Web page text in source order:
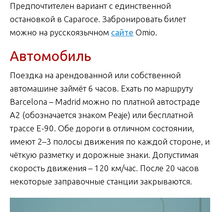
Предпочтителен вариант с единственной
остановкой в Сарагосе. Забронировать билет
можно на русскоязычном сайте Omio.
Автомобиль
Поездка на арендованной или собственной
автомашине займёт 6 часов. Ехать по маршруту
Barcelona – Madrid можно по платной автостраде
A2 (обозначается знаком Peaje) или бесплатной
трассе Е-90. Обе дороги в отличном состоянии,
имеют 2–3 полосы движения по каждой стороне, и
чёткую разметку и дорожные знаки. Допустимая
скорость движения – 120 км/час. После 20 часов
некоторые заправочные станции закрываются.